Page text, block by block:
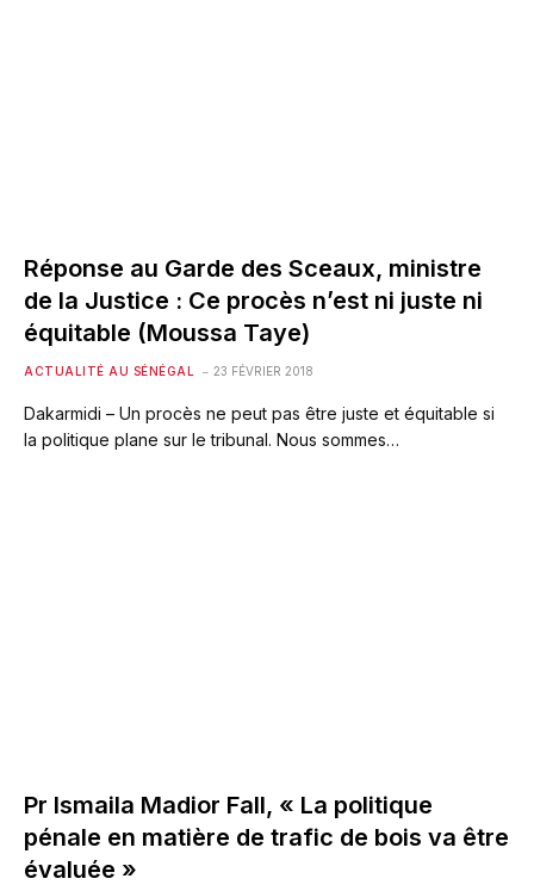
Réponse au Garde des Sceaux, ministre
de la Justice : Ce procès n’est ni juste ni
équitable (Moussa Taye)
ACTUALITÉ AU SÉNÉGAL 23 FÉVRIER 2018
Dakarmidi – Un procès ne peut pas être juste et équitable si
la politique plane sur le tribunal. Nous sommes…
Pr Ismaila Madior Fall, « La politique
pénale en matière de trafic de bois va être
évaluée »